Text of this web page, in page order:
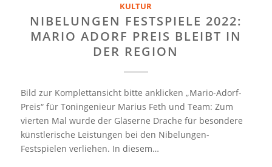
KULTUR
NIBELUNGEN FESTSPIELE 2022:
MARIO ADORF PREIS BLEIBT IN
DER REGION
Bild zur Komplettansicht bitte anklicken „Mario-Adorf-
Preis“ für Toningenieur Marius Feth und Team: Zum
vierten Mal wurde der Gläserne Drache für besondere
künstlerische Leistungen bei den Nibelungen-
Festspielen verliehen. In diesem…